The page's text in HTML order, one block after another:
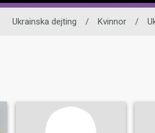
Ukrainska dejting / Kvinnor /